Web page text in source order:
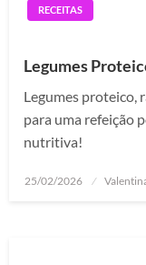
RECEITAS
Legumes
Legumes proteico,
para uma refeição
nutritiva!
Posted
25/02/2026